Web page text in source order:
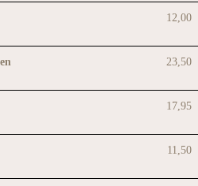
12,00
23,50
17,95
11,50